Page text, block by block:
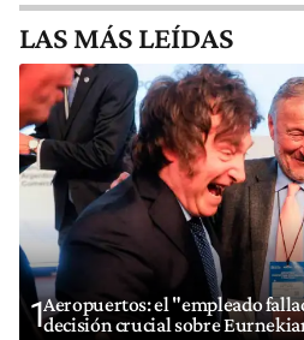
LAS MÁS LEÍDAS
1Aeropuertos: el "empleado
decisión crucial sobre